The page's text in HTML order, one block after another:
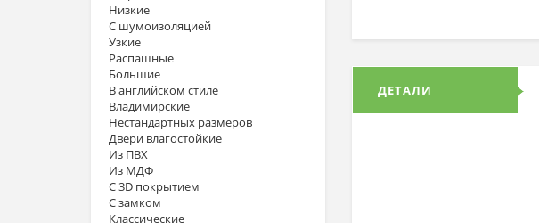
Низкие
С шумоизоляцией
Узкие
Распашные
Большие
В английском стиле
Владимирские
Нестандартных размеров
Двери влагостойкие
Из ПВХ
Из МДФ
С 3D покрытием
С замком
Классические
ДЕТАЛИ